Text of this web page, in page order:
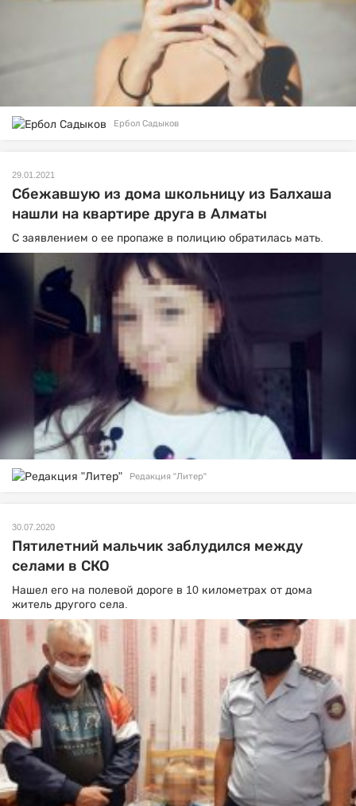
Ербол Садыков
29.01.2021
Сбежавшую из дома школьницу из Балхаша
нашли на квартире друга в Алматы
С заявлением о ее пропаже в полицию обратилась мать.
Редакция "Литер"
30.07.2020
Пятилетний мальчик заблудился между
селами в СКО
Нашел его на полевой дороге в 10 километрах от дома
житель другого села.